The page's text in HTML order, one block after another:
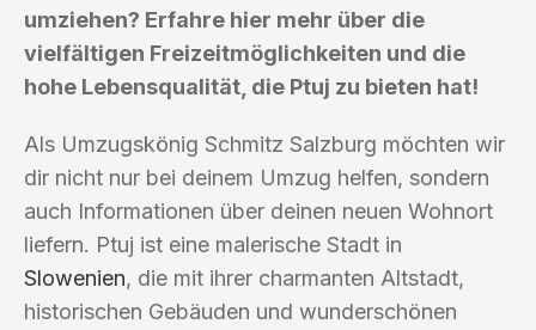
umziehen? Erfahre hier mehr über die
vielfältigen Freizeitmöglichkeiten und die
hohe Lebensqualität, die Ptuj zu bieten hat!
Als Umzugskönig Schmitz Salzburg möchten wir
dir nicht nur bei deinem Umzug helfen, sondern
auch Informationen über deinen neuen Wohnort
liefern. Ptuj ist eine malerische Stadt in
Slowenien, die mit ihrer charmanten Altstadt,
historischen Gebäuden und wunderschönen